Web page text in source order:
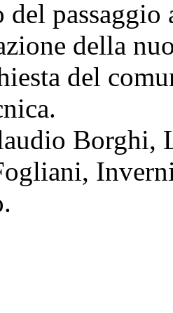
del
della
del
Borghi,
,
.